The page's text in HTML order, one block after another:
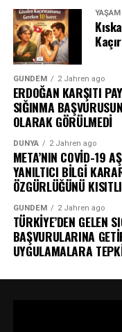
YAŞAM
GÜNDEM 2 Jahren ago
ERDOĞAN KARŞITI
SIĞINMA
OLARAK GÖRÜLMEDİ
DÜNYA 2 Jahren ago
META’NIN COVİD-19
YANILTICI BİLGİ
ÖZGÜRLÜĞÜNÜ
GÜNDEM 2 Jahren ago
TÜRKİYE’DEN GELEN
BAŞVURULARINA
UYGULAMALARA